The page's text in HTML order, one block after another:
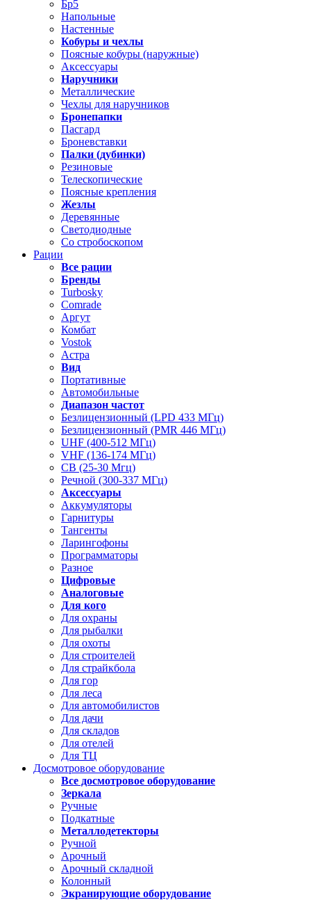
Бр5
Напольные
Настенные
Кобуры и чехлы
Поясные кобуры (наружные)
Аксессуары
Наручники
Металлические
Чехлы для наручников
Бронепапки
Пасгард
Броневставки
Палки (дубинки)
Резиновые
Телескопические
Поясные крепления
Жезлы
Деревянные
Светодиодные
Со стробоскопом
Рации
Все рации
Бренды
Turbosky
Comrade
Аргут
Комбат
Vostok
Астра
Вид
Портативные
Автомобильные
Диапазон частот
Безлицензионный (LPD 433 МГц)
Безлицензионный (PMR 446 МГц)
UHF (400-512 МГц)
VHF (136-174 МГц)
CB (25-30 Мгц)
Речной (300-337 МГц)
Аксессуары
Аккумуляторы
Гарнитуры
Тангенты
Ларингофоны
Программаторы
Разное
Цифровые
Аналоговые
Для кого
Для охраны
Для рыбалки
Для охоты
Для строителей
Для страйкбола
Для гор
Для леса
Для автомобилистов
Для дачи
Для складов
Для отелей
Для ТЦ
Досмотровое оборудование
Все досмотровое оборудование
Зеркала
Ручные
Подкатные
Металлодетекторы
Ручной
Арочный
Арочный складной
Колонный
Экранирующие оборудование